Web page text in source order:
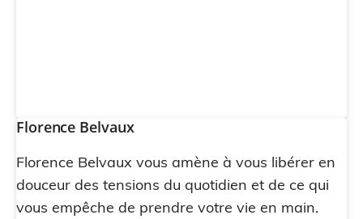
Florence Belvaux
Florence Belvaux vous amène à vous libérer en
douceur des tensions du quotidien et de ce qui
vous empêche de prendre votre vie en main.